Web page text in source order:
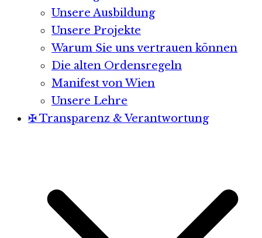
Unsere Ausbildung
Unsere Projekte
Warum Sie uns vertrauen können
Die alten Ordensregeln
Manifest von Wien
Unsere Lehre
✠ Transparenz & Verantwortung